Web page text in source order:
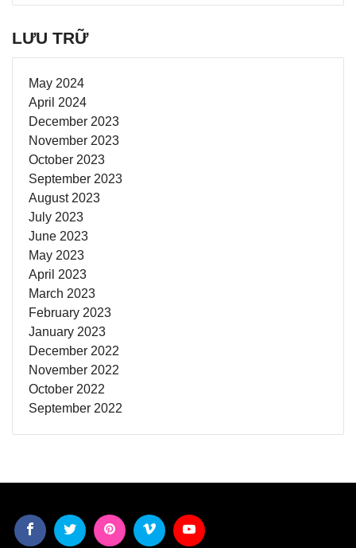
LƯU TRỮ
May 2024
April 2024
December 2023
November 2023
October 2023
September 2023
August 2023
July 2023
June 2023
May 2023
April 2023
March 2023
February 2023
January 2023
December 2022
November 2022
October 2022
September 2022